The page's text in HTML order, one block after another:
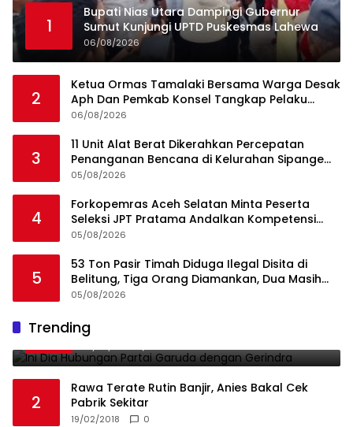
1
Bupati Nias Utara Dampingi Gubernur
Sumut Kunjungi UPTD Puskesmas Lahewa
06/08/2026
2
Ketua Ormas Tamalaki Bersama Warga Desak
Aph Dan Pemkab Konsel Tangkap Pelaku
Angkut Cangkang Sawit Overload, Truk PT KAP
06/08/2026
3
11 Unit Alat Berat Dikerahkan Percepatan
Penanganan Bencana di Kelurahan Sipange
Kecamatan Tukka
05/08/2026
4
Forkopemras Aceh Selatan Minta Peserta
Seleksi JPT Pratama Andalkan Kompetensi
dan Integritas, Bukan Kedekatan
05/08/2026
5
53 Ton Pasir Timah Diduga Ilegal Disita di
Belitung, Tiga Orang Diamankan, Dua Masih
Diburu
05/08/2026
Trending
1
Gerindra
19/02/2018 0
2
Rawa Terate Rutin Banjir, Anies Bakal Cek
Pabrik Sekitar
19/02/2018 0